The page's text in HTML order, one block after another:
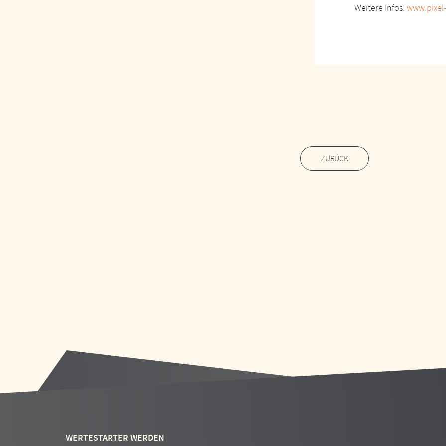
Weitere Infos:
ZURÜCK
WERTESTARTER WERDEN